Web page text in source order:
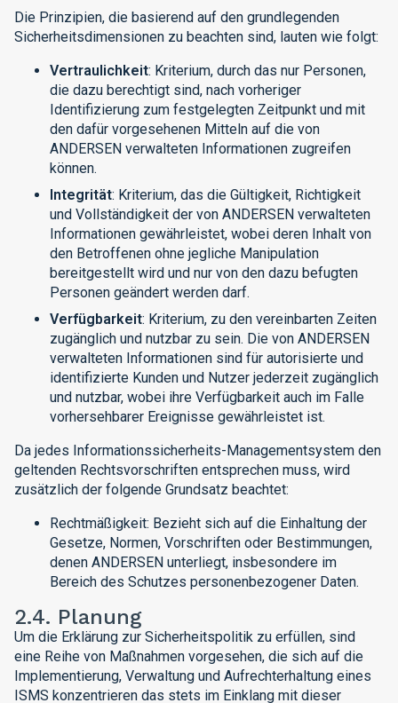
Die Prinzipien, die basierend auf den grundlegenden
Sicherheitsdimensionen zu beachten sind, lauten wie folgt:
Vertraulichkeit: Kriterium, durch das nur Personen,
die dazu berechtigt sind, nach vorheriger
Identifizierung zum festgelegten Zeitpunkt und mit
den dafür vorgesehenen Mitteln auf die von
ANDERSEN verwalteten Informationen zugreifen
können.
Integrität: Kriterium, das die Gültigkeit, Richtigkeit
und Vollständigkeit der von ANDERSEN verwalteten
Informationen gewährleistet, wobei deren Inhalt von
den Betroffenen ohne jegliche Manipulation
bereitgestellt wird und nur von den dazu befugten
Personen geändert werden darf.
Verfügbarkeit: Kriterium, zu den vereinbarten Zeiten
zugänglich und nutzbar zu sein. Die von ANDERSEN
verwalteten Informationen sind für autorisierte und
identifizierte Kunden und Nutzer jederzeit zugänglich
und nutzbar, wobei ihre Verfügbarkeit auch im Falle
vorhersehbarer Ereignisse gewährleistet ist.
Da jedes Informationssicherheits-Managementsystem den
geltenden Rechtsvorschriften entsprechen muss, wird
zusätzlich der folgende Grundsatz beachtet:
Rechtmäßigkeit: Bezieht sich auf die Einhaltung der
Gesetze, Normen, Vorschriften oder Bestimmungen,
denen ANDERSEN unterliegt, insbesondere im
Bereich des Schutzes personenbezogener Daten.
2.4. Planung
Um die Erklärung zur Sicherheitspolitik zu erfüllen, sind
eine Reihe von Maßnahmen vorgesehen, die sich auf die
Implementierung, Verwaltung und Aufrechterhaltung eines
ISMS konzentrieren das stets im Einklang mit dieser